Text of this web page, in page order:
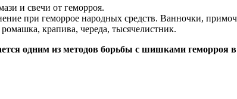
и свечи от геморроя.
при геморрое народных средств. Ванночки,
крапива, череда, тысячелистник.
одним из методов борьбы с шишками геморроя в